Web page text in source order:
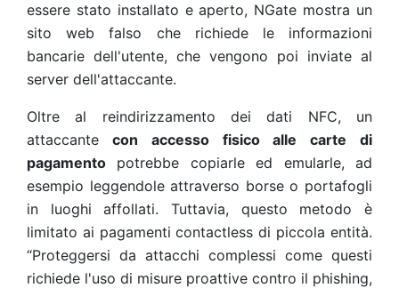
essere stato installato e aperto, NGate mostra un
sito web falso che richiede le informazioni
bancarie dell'utente, che vengono poi inviate al
server dell'attaccante.
Oltre al reindirizzamento dei dati NFC, un
attaccante con accesso fisico alle carte di
pagamento potrebbe copiarle ed emularle, ad
esempio leggendole attraverso borse o portafogli
in luoghi affollati. Tuttavia, questo metodo è
limitato ai pagamenti contactless di piccola entità.
“Proteggersi da attacchi complessi come questi
richiede l'uso di misure proattive contro il phishing,